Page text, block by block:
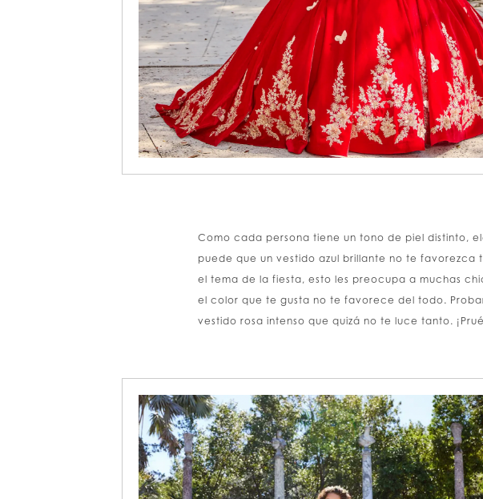
Como cada persona tiene un tono de piel distinto,
puede que un vestido azul brillante no te
el tema de la fiesta, esto les preocupa a muchas
el color que te gusta no te favorece del todo.
vestido rosa intenso que quizá no te luce tanto.